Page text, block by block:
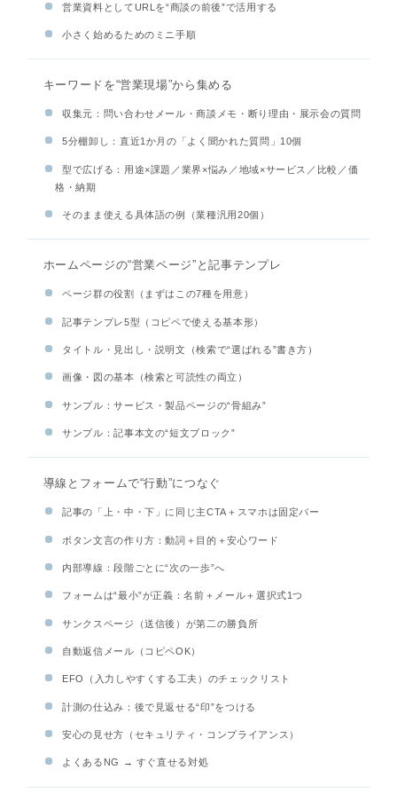
営業資料としてURLを“商談の前後”で活用する
小さく始めるためのミニ手順
キーワードを“営業現場”から集める
収集元：問い合わせメール・商談メモ・断り理由・展示会の質問
5分棚卸し：直近1か月の「よく聞かれた質問」10個
型で広げる：用途×課題／業界×悩み／地域×サービス／比較／価
格・納期
そのまま使える具体語の例（業種汎用20個）
ホームページの“営業ページ”と記事テンプレ
ページ群の役割（まずはこの7種を用意）
記事テンプレ5型（コピペで使える基本形）
タイトル・見出し・説明文（検索で“選ばれる”書き方）
画像・図の基本（検索と可読性の両立）
サンプル：サービス・製品ページの“骨組み”
サンプル：記事本文の“短文ブロック”
導線とフォームで“行動”につなぐ
記事の「上・中・下」に同じ主CTA＋スマホは固定バー
ボタン文言の作り方：動詞＋目的＋安心ワード
内部導線：段階ごとに“次の一歩”へ
フォームは“最小”が正義：名前＋メール＋選択式1つ
サンクスページ（送信後）が第二の勝負所
自動返信メール（コピペOK）
EFO（入力しやすくする工夫）のチェックリスト
計測の仕込み：後で見返せる“印”をつける
安心の見せ方（セキュリティ・コンプライアンス）
よくあるNG → すぐ直せる対処